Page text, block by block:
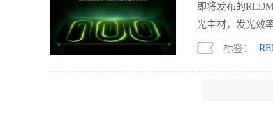
即将发布的
光主材，发光效
标签：
国内电
2026年上半年，